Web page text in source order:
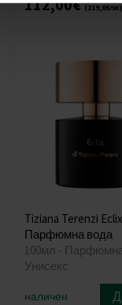
112,00€(219,05лв)
Tiziana Terenzi Eclix
Парфюмна вода
100мл -
Унисекс
наличен